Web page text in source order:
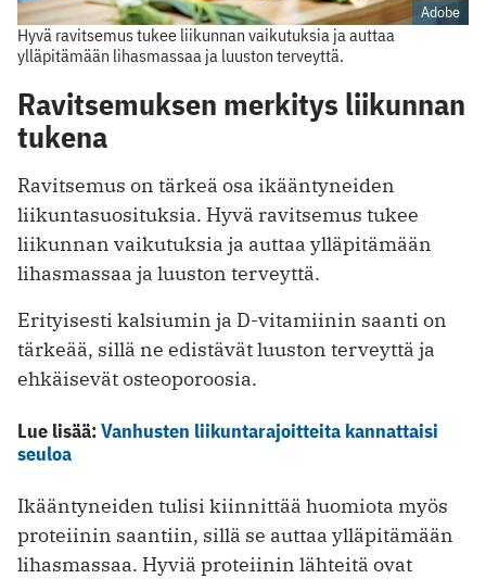
Adobe
Hyvä ravitsemus tukee liikunnan vaikutuksia ja auttaa
ylläpitämään lihasmassaa ja luuston terveyttä.
Ravitsemuksen merkitys liikunnan
tukena
Ravitsemus on tärkeä osa ikääntyneiden
liikuntasuosituksia. Hyvä ravitsemus tukee
liikunnan vaikutuksia ja auttaa ylläpitämään
lihasmassaa ja luuston terveyttä.
Erityisesti kalsiumin ja D-vitamiinin saanti on
tärkeää, sillä ne edistävät luuston terveyttä ja
ehkäisevät osteoporoosia.
Lue lisää:Vanhusten liikuntarajoitteita kannattaisi
seuloa
Ikääntyneiden tulisi kiinnittää huomiota myös
proteiinin saantiin, sillä se auttaa ylläpitämään
lihasmassaa. Hyviä proteiinin lähteitä ovat